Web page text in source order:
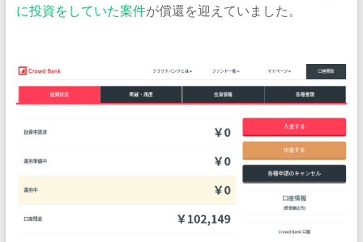
に投資をしていた案件が償還を迎えていました。